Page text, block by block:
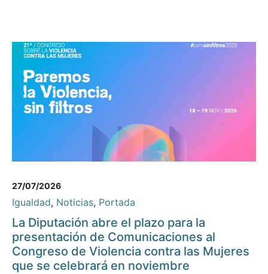
27/07/2026
Igualdad, Noticias, Portada
La Diputación abre el plazo para la
presentación de Comunicaciones al
Congreso de Violencia contra las Mujeres
que se celebrará en noviembre